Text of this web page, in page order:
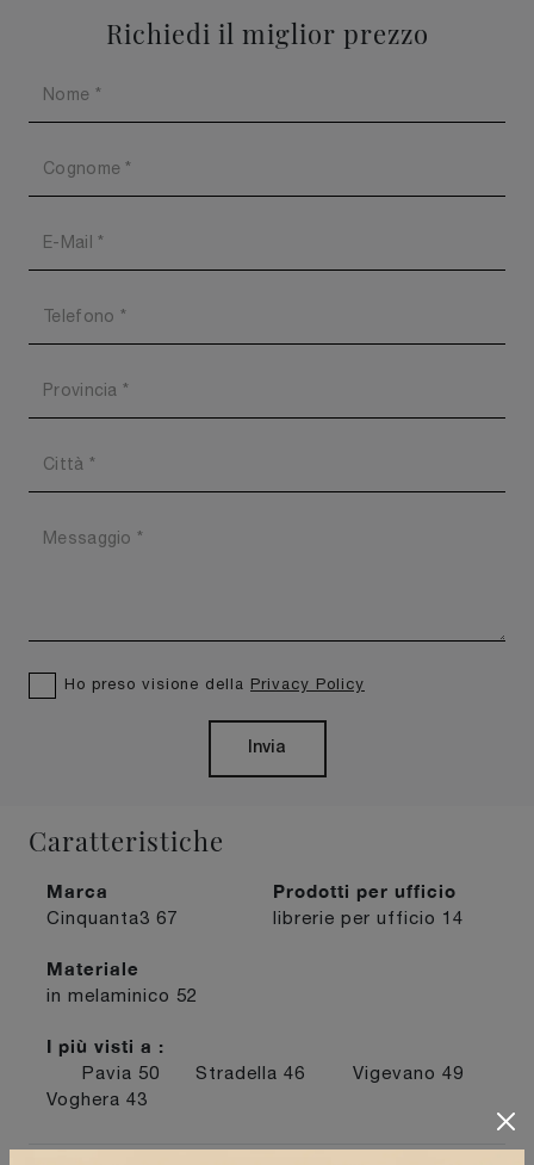
Richiedi il miglior prezzo
Ho preso visione della Privacy Policy
Invia
Caratteristiche
Marca
Cinquanta3 67
Prodotti per ufficio
librerie per ufficio 14
Materiale
in melaminico 52
I più visti a :
Pavia 50 Stradella 46 Vigevano 49
Voghera 43